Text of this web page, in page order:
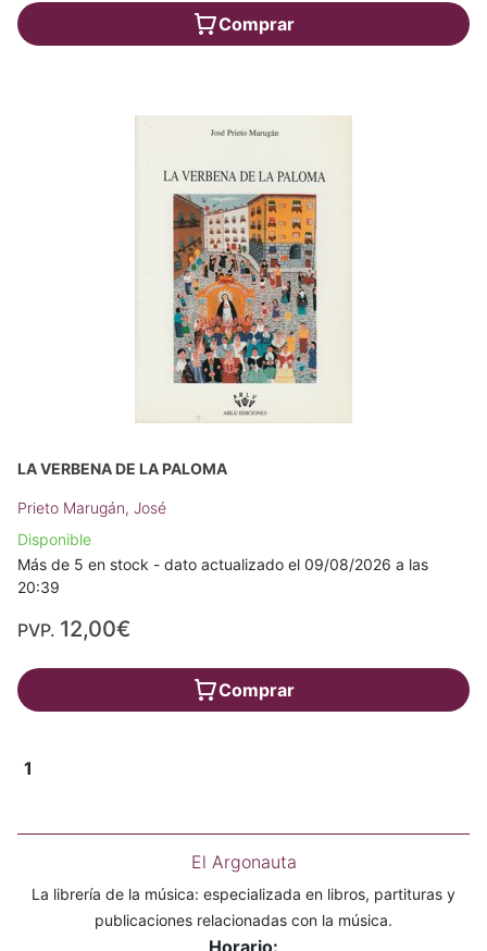
Comprar
LA VERBENA DE LA PALOMA
Prieto Marugán, José
Disponible
Más de 5 en stock - dato actualizado el 09/08/2026 a las
20:39
PVP. 12,00€
Comprar
1
El Argonauta
La librería de la música: especializada en libros, partituras y
publicaciones relacionadas con la música.
Horario: